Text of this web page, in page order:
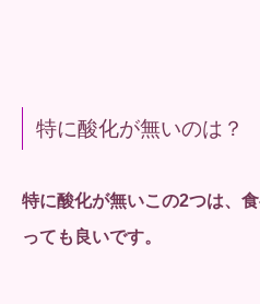
特に酸化が無いのは？
特に酸化が無いこの2つは、
っても良いです。